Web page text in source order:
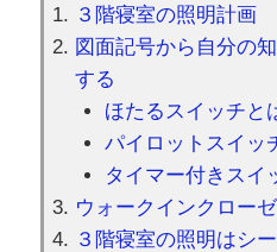
３階寝室の照明計画
図面記号から自分の
する
ほたるスイッチと
パイロットスイッ
タイマー付きスイ
ウォークインクロー
３階寝室の照明はシ